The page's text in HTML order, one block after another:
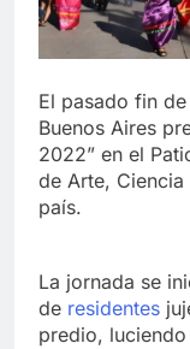
El pasado fin
Buenos Aires
2022” en el
de Arte,
país.
La jornada se
de residentes
predio,